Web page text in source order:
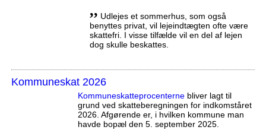
,, Udlejes et sommerhus, som også
benyttes privat, vil lejeindtægten ofte være
skattefri. I visse tilfælde vil en del af lejen
dog skulle beskattes.
Kommuneskat 2026
Kommuneskatte­procenternebliver lagt til
grund ved skatteberegningen for indkomståret
2026. Afgørende er, i hvilken kommune man
havde bopæl den 5. september 2025.